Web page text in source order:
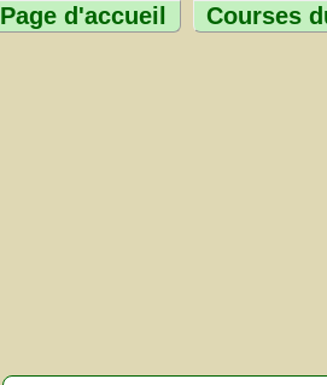
Page d'accueil Courses